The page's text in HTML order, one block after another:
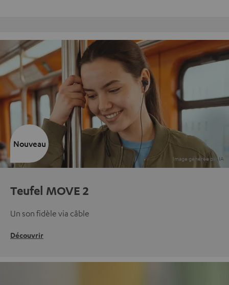
Teufel MOVE 2
Un son fidèle via câble
Découvrir
Nouveau